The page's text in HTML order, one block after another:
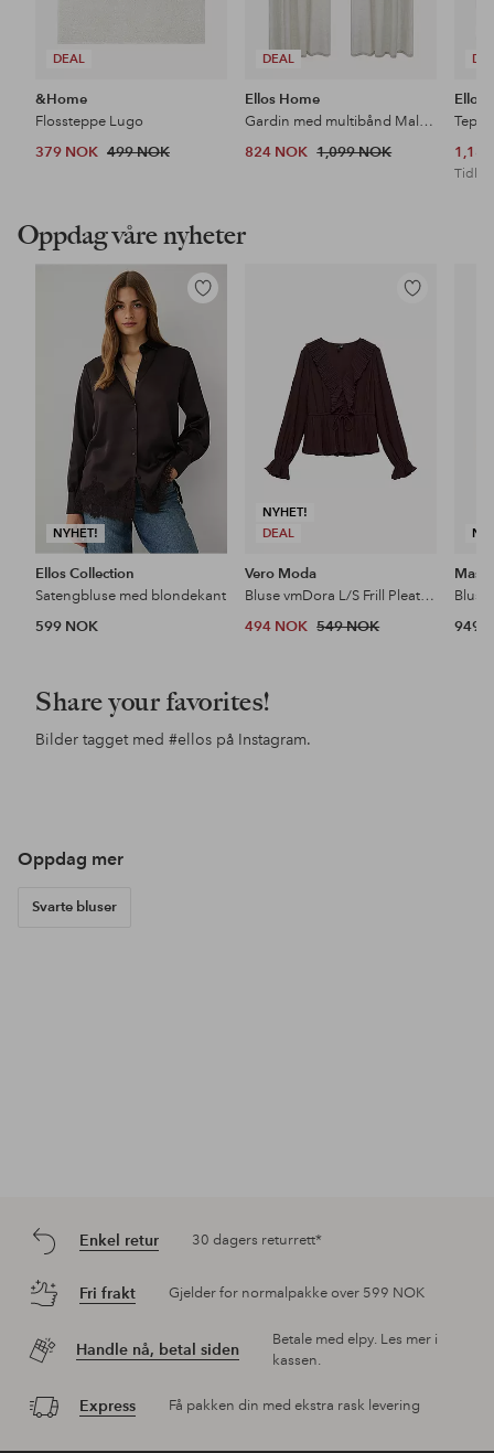
DEAL
&Home
Flossteppe Lugo
379 NOK 499 NOK
DEAL
Ellos Home
Gardin med multibånd Malva 2-pk i 100% lin
824 NOK 1,099 NOK
Ellos
Tidl.
Oppdag våre nyheter
NYHET!
Legg
Ellos Collection
Satengbluse med blondekant
599 NOK
NYHET!
DEAL
Legg
Vero Moda
Bluse vmDora L/S Frill Pleat Top
494 NOK 549 NOK
Masai
949
Share your favorites!
Bilder tagget med #ellos på Instagram.
Oppdag mer
Svarte bluser
Enkel retur 30 dagers returrett*
Fri frakt Gjelder for normalpakke over 599 NOK
Handle nå, betal siden
Betale med elpy. Les mer i
kassen.
Express Få pakken din med ekstra rask levering